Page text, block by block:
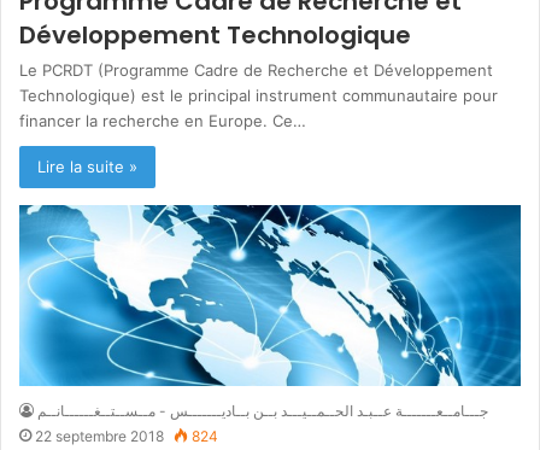
Développement Technologique
Le PCRDT (Programme Cadre de Recherche et Développement
Technologique) est le principal instrument communautaire pour
financer la recherche en Europe. Ce…
Lire la suite »
جـــامــعـــــــة عــبـد الحــمــيـــد بــن بــاديـــــــس - مــســتــغــــــانــم
22 septembre 2018
824